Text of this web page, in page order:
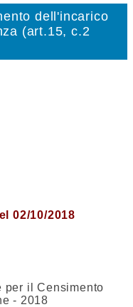
dell'incarico
(art.15, c.2
02/10/2018
per il Censimento
- 2018